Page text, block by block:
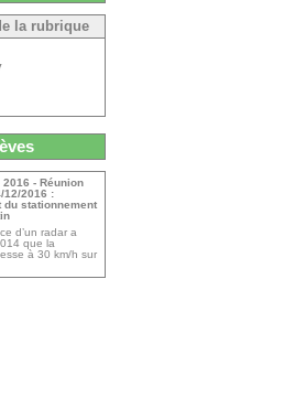
la rubrique
- Réunion
12/2016 :
du stationnement
d’un radar a
que la
à 30 km/h sur